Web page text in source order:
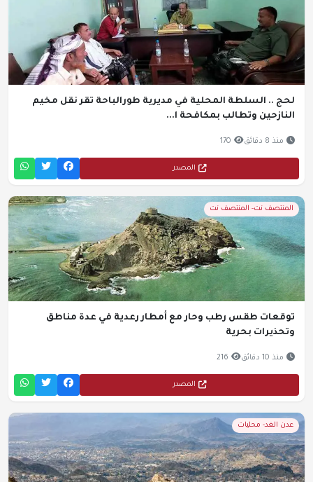
لحج .. السلطة المحلية في مديرية طورالباحة تقر نقل مخيم
النازحين وتطالب بمكافحة ا...
منذ 8 دقائق 170
المصدر
المنتصف نت- المنتصف نت
توقعات طقس رطب وحار مع أمطار رعدية في عدة مناطق
وتحذيرات بحرية
منذ 10 دقائق 216
المصدر
عدن الغد- محليات